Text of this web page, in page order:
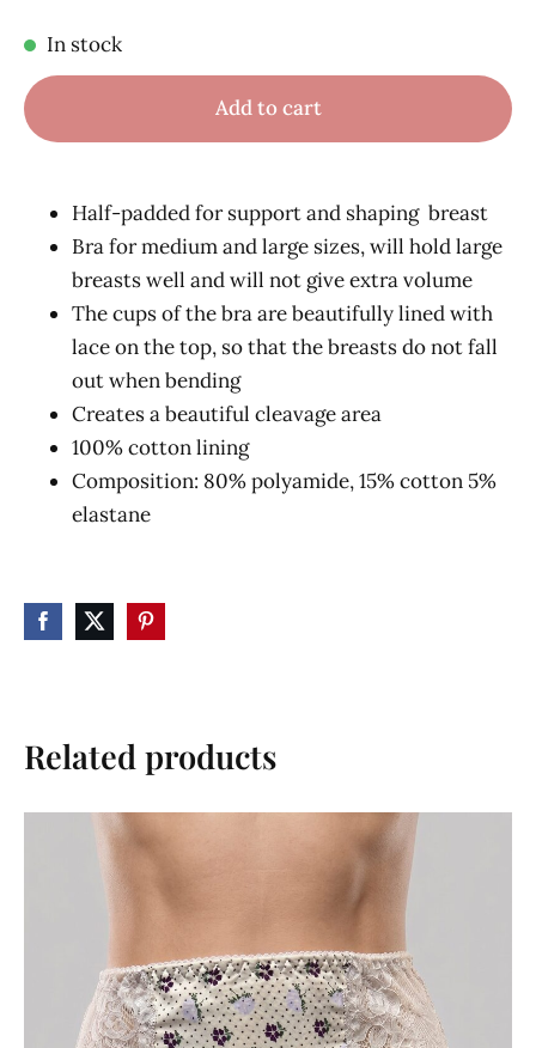
In stock
Add to cart
Half-padded for support and shaping breast
Bra for medium and large sizes, will hold large
breasts well and will not give extra volume
The cups of the bra are beautifully lined with
lace on the top, so that the breasts do not fall
out when bending
Creates a beautiful cleavage area
100% cotton lining
Composition: 80% polyamide, 15% cotton 5%
elastane
Related products